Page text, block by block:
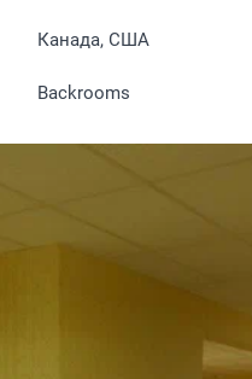
Канада, США
Backrooms